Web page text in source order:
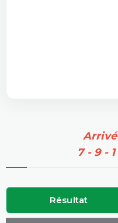
7 - 9 -
Résultat